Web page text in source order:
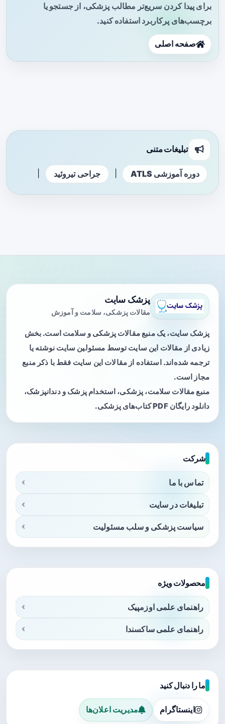
برای پیدا کردن سریع‌تر مطالب پزشکی، از جستجو یا
برچسب‌های پرکاربرد استفاده کنید.
صفحه اصلی
تبلیغات متنی
دوره آموزشی ATLS جراحی تیروئید
پزشک سایت
مقالات پزشکی، سلامت و آموزش
پزشک سایت، یک منبع مقالات پزشکی و سلامت است. بخش
زیادی از مقالات این سایت توسط مسئولین سایت نوشته یا
ترجمه شده‌اند. استفاده از مقالات این سایت فقط با ذکر منبع
مجاز است.
منبع مقالات سلامت، پزشکی، استخدام پزشک و دندانپزشک،
دانلود رایگان PDF کتاب‌های پزشکی.
شرکت
تماس با ما
تبلیغات در سایت
سیاست پزشکی و سلب مسئولیت
محصولات ویژه
راهنمای علمی اوزمپیک
راهنمای علمی ساکسندا
ما را دنبال کنید
اینستاگرام مدیریت اعلان‌ها